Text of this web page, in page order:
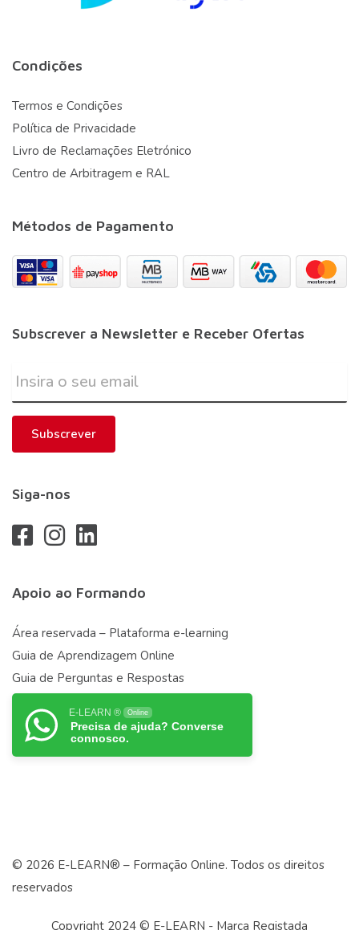
Condições
Termos e Condições
Política de Privacidade
Livro de Reclamações Eletrónico
Centro de Arbitragem e RAL
Métodos de Pagamento
Subscrever a Newsletter e Receber Ofertas
Subscrever
Siga-nos
Apoio ao Formando
Área reservada – Plataforma e-learning
Guia de Aprendizagem Online
Guia de Perguntas e Respostas
E-LEARN ® Online
Precisa de ajuda? Converse
connosco.
© 2026 E-LEARN® – Formação Online. Todos os direitos
reservados
Copyright 2024 © E-LEARN - Marca Registada